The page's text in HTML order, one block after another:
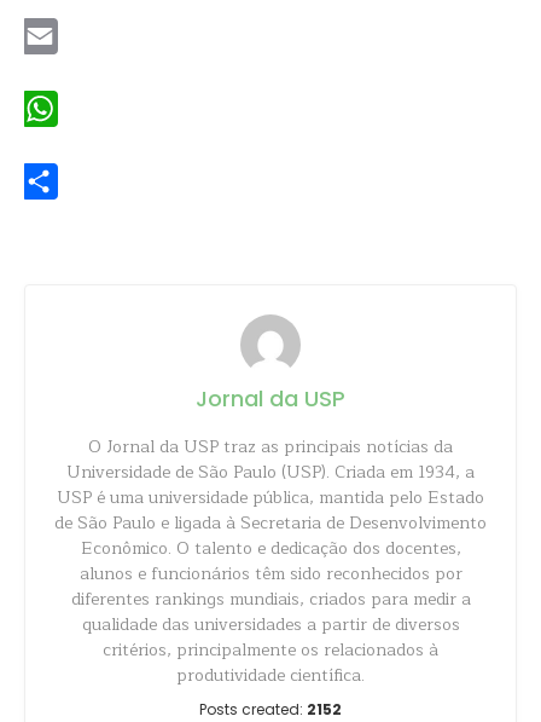
Jornal da USP
O Jornal da USP traz as principais notícias da
Universidade de São Paulo (USP). Criada em 1934, a
USP é uma universidade pública, mantida pelo Estado
de São Paulo e ligada à Secretaria de Desenvolvimento
Econômico. O talento e dedicação dos docentes,
alunos e funcionários têm sido reconhecidos por
diferentes rankings mundiais, criados para medir a
qualidade das universidades a partir de diversos
critérios, principalmente os relacionados à
produtividade científica.
Posts created: 2152